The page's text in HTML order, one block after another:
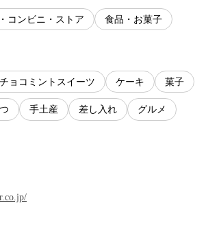
コンビニ・ストア 食品・お菓子
チョコミントスイーツ ケーキ 菓子
手土産 差し入れ グルメ